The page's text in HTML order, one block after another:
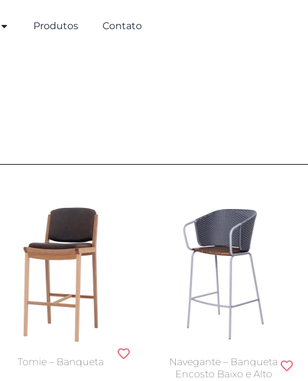
Produtos Contato
Tomie – Banqueta
Navegante – Banqueta
Encosto Baixo e Alto